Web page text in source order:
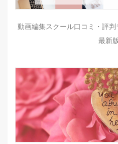
動画編集スクール口コミ・評
最新版